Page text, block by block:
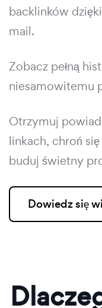
backlinków
mail.
Zobacz pełną
niesamowitemu
Otrzymuj
linkach, chroń
buduj świetny
Dowiedz się